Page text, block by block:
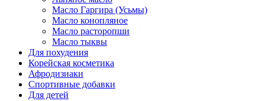
Масло Гаргира (Усьмы)
Масло конопляное
Масло расторопши
Масло тыквы
Для похудения
Корейская косметика
Афродизиаки
Спортивные добавки
Для детей